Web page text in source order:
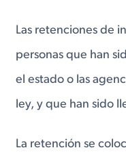
Las retenciones de
personas que han
el estado o las
ley, y que han sido
La retención se